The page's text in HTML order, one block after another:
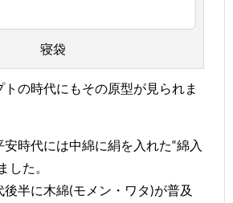
寝袋
の時代にもその原型が見られま
時代には中綿に絹を入れた“綿入
した。
半に木綿(モメン・ワタ)が普及